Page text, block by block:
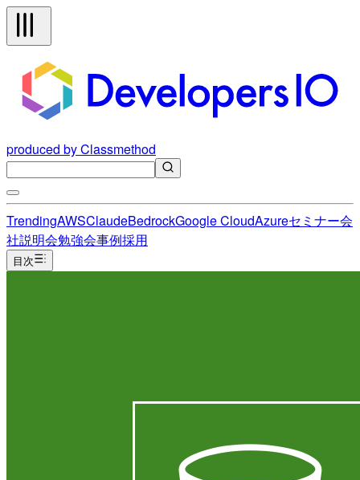
produced by Classmethod
TrendingAWSClaudeBedrockGoogle CloudAzureセミナー会
社説明会勉強会事例採用
目次